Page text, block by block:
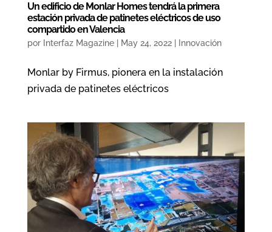
Un edificio de Monlar Homes tendrá la primera
estación privada de patinetes eléctricos de uso
compartido en Valencia
por Interfaz Magazine| May 24, 2022| Innovación
Monlar by Firmus, pionera en la instalación
privada de patinetes eléctricos